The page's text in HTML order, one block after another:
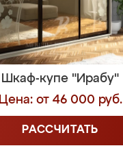
Шкаф-купе "Ирабу"
Цена: от 46 000 руб.
РАССЧИТАТЬ